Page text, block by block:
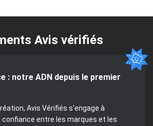
Avis vérifiés
: notre ADN depuis le premier
Avis Vérifiés s'engage à
entre les marques et les